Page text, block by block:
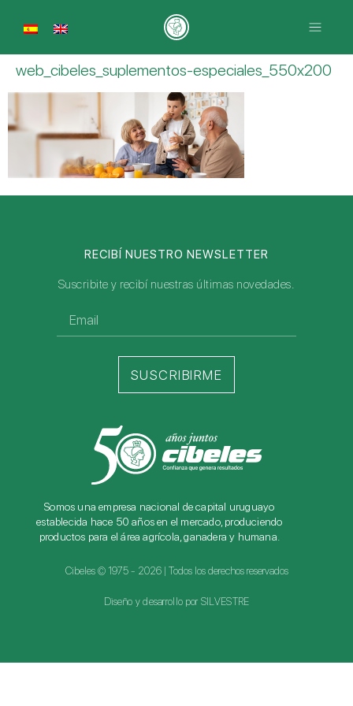
web_cibeles_suplementos-especiales_550x200
Somos una empresa nacional de capital uruguayo
establecida hace 50 años en el mercado, produciendo
productos para el área agrícola, ganadera y humana.
Cibeles © 1975 - 2026 | Todos los derechos reservados
Diseño y desarrollo por SILVESTRE
RECIBÍ NUESTRO NEWSLETTER
Suscribite y recibí nuestras últimas novedades.
SUSCRIBIRME